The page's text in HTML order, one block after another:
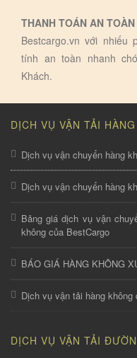
THANH TOÁN AN TOÀN
Bestcargo.vn với nhiếu
tính an toàn nhanh
Khách.
DỊCH VỤ VẬN TẢI
Dịch vụ vận chuyển hàng
Dịch vụ vận chuyển hàng
Bảng giá dịch vụ vận
không của BestCargo
BÁO GIÁ HÀNG KHÔNG
Dịch vụ vận tải hàng
DỊCH VỤ VẬN TẢI